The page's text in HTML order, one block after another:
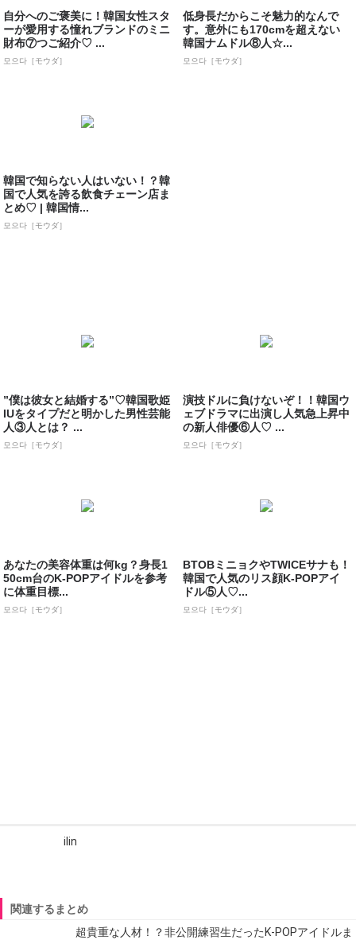
自分へのご褒美に！韓国女性スタ
ーが愛用する憧れブランドのミニ
財布⑦つご紹介♡ ...
모으다［モウダ］
低身長だからこそ魅力的なんで
す。意外にも170cmを超えない
韓国ナムドル⑧人☆...
모으다［モウダ］
韓国で知らない人はいない！？韓
国で人気を誇る飲食チェーン店ま
とめ♡ | 韓国情...
모으다［モウダ］
”僕は彼女と結婚する”♡韓国歌姫
IUをタイプだと明かした男性芸能
人③人とは？ ...
모으다［モウダ］
演技ドルに負けないぞ！！韓国ウ
ェブドラマに出演し人気急上昇中
の新人俳優⑥人♡ ...
모으다［モウダ］
あなたの美容体重は何kg？身長1
50cm台のK-POPアイドルを参考
に体重目標...
모으다［モウダ］
BTOBミニョクやTWICEサナも！
韓国で人気のリス顔K-POPアイ
ドル⑤人♡...
모으다［モウダ］
ilin
関連するまとめ
超貴重な人材！？非公開練習生だったK-POPアイドルま